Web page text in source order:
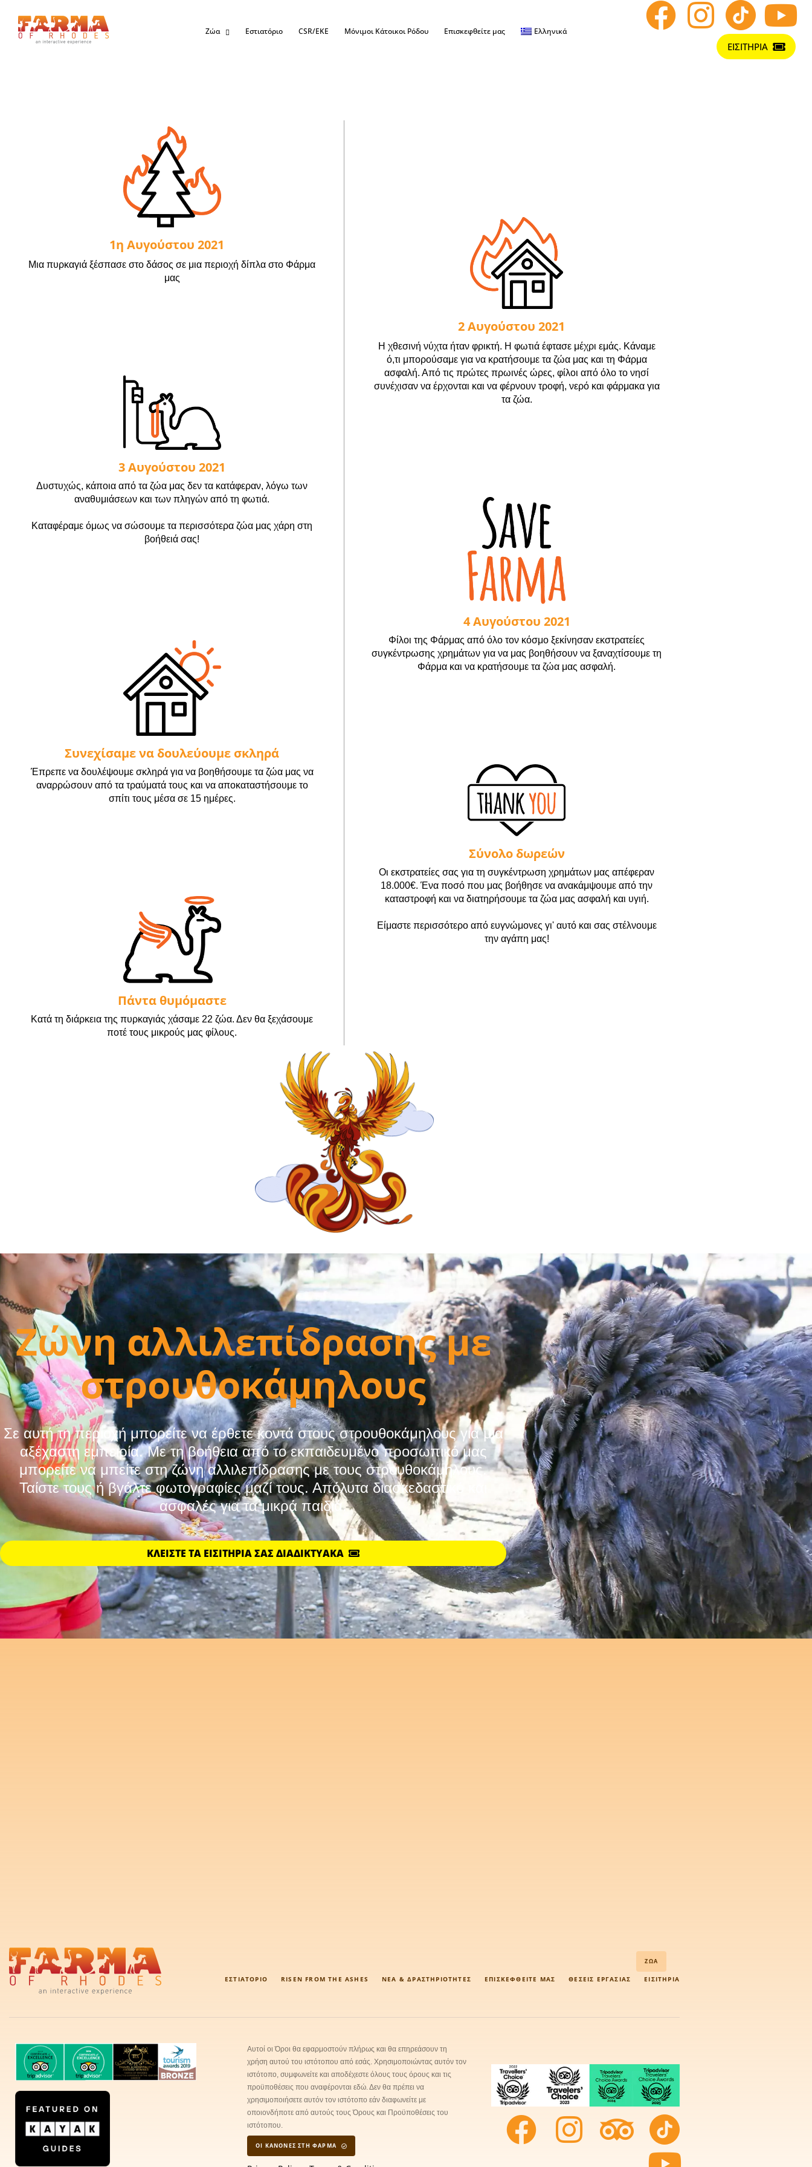
Ζώα Εστιατόριο CSR/EKE Μόνιμοι Κάτοικοι Ρόδου Επισκεφθείτε μας Ελληνικά
ΕΙΣΙΤΗΡΙΑ
1η Αυγούστου 2021
Μια πυρκαγιά ξέσπασε στο δάσος σε μια περιοχή δίπλα στο Φάρμα
μας
3 Αυγούστου 2021
Δυστυχώς, κάποια από τα ζώα μας δεν τα κατάφεραν, λόγω των
αναθυμιάσεων και των πληγών από τη φωτιά.
Καταφέραμε όμως να σώσουμε τα περισσότερα ζώα μας χάρη στη
βοήθειά σας!
Συνεχίσαμε να δουλεύουμε σκληρά
Έπρεπε να δουλέψουμε σκληρά για να βοηθήσουμε τα ζώα μας να
αναρρώσουν από τα τραύματά τους και να αποκαταστήσουμε το
σπίτι τους μέσα σε 15 ημέρες.
Πάντα θυμόμαστε
Κατά τη διάρκεια της πυρκαγιάς χάσαμε 22 ζώα. Δεν θα ξεχάσουμε
ποτέ τους μικρούς μας φίλους.
2 Αυγούστου 2021
Η χθεσινή νύχτα ήταν φρικτή. Η φωτιά έφτασε μέχρι εμάς. Κάναμε
ό,τι μπορούσαμε για να κρατήσουμε τα ζώα μας και τη Φάρμα
ασφαλή. Από τις πρώτες πρωινές ώρες, φίλοι από όλο το νησί
συνέχισαν να έρχονται και να φέρνουν τροφή, νερό και φάρμακα για
τα ζώα.
4 Αυγούστου 2021
Φίλοι της Φάρμας από όλο τον κόσμο ξεκίνησαν εκστρατείες
συγκέντρωσης χρημάτων για να μας βοηθήσουν να ξαναχτίσουμε τη
Φάρμα και να κρατήσουμε τα ζώα μας ασφαλή.
Σύνολο δωρεών
Οι εκστρατείες σας για τη συγκέντρωση χρημάτων μας απέφεραν
18.000€. Ένα ποσό που μας βοήθησε να ανακάμψουμε από την
καταστροφή και να διατηρήσουμε τα ζώα μας ασφαλή και υγιή.
Είμαστε περισσότερο από ευγνώμονες γι' αυτό και σας στέλνουμε
την αγάπη μας!
Ζώνη αλλιλεπίδρασης με
στρουθοκάμηλους
Σε αυτή τη περιοχή μπορείτε να έρθετε κοντά στους στρουθοκάμηλους για μια
αξέχαστη εμπειρία. Με τη βοήθεια από το εκπαιδευμένο προσωπικό μας
μπορείτε να μπείτε στη ζώνη αλλιλεπίδρασης με τους στρουθοκάμηλους.
Ταίστε τους ή βγάλτε φωτογραφίες μαζί τους. Απόλυτα διασκεδαστικό και
ασφαλές για τα μικρά παιδιά.
ΚΛΕΊΣΤΕ ΤΑ ΕΙΣΙΤΉΡΙΑ ΣΑΣ ΔΙΑΔΙΚΤΥΑΚΆ
ΖΏΑ
ΕΣΤΙΑΤΌΡΙΟ RISEN FROM THE ASHES ΝΈΑ & ΔΡΑΣΤΗΡΙΌΤΗΤΕΣ ΕΠΙΣΚΕΦΘΕΊΤΕ ΜΑΣ ΘΈΣΕΙΣ ΕΡΓΑΣΊΑΣ ΕΙΣΙΤΉΡΙΑ
Αυτοί οι Όροι θα εφαρμοστούν πλήρως και θα επηρεάσουν τη
χρήση αυτού του ιστότοπου από εσάς. Χρησιμοποιώντας αυτόν τον
ιστότοπο, συμφωνείτε και αποδέχεστε όλους τους όρους και τις
προϋποθέσεις που αναφέρονται εδώ. Δεν θα πρέπει να
χρησιμοποιήσετε αυτόν τον ιστότοπο εάν διαφωνείτε με
οποιονδήποτε από αυτούς τους Όρους και Προϋποθέσεις του
ιστότοπου.
ΟΙ ΚΑΝΟΝΕΣ ΣΤΗ ΦΑΡΜΑ